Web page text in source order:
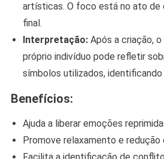
artísticas. O foco está no ato de
final.
Interpretação:Após a criação,
próprio indivíduo pode refletir
símbolos utilizados, identificando
Benefícios:
Ajuda a liberar emoções
Promove relaxamento e redução